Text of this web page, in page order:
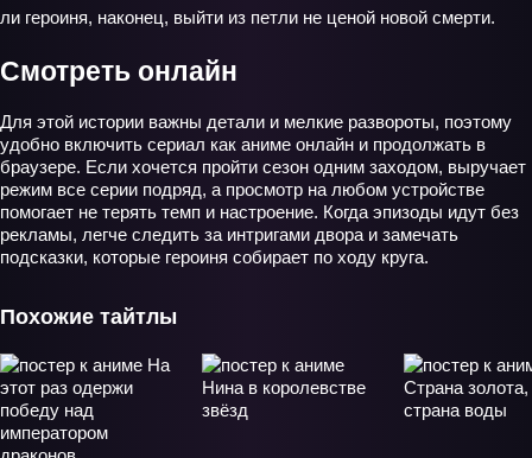
ли героиня, наконец, выйти из петли не ценой новой смерти.
Смотреть онлайн
Для этой истории важны детали и мелкие развороты, поэтому
удобно включить сериал как аниме онлайн и продолжать в
браузере. Если хочется пройти сезон одним заходом, выручает
режим все серии подряд, а просмотр на любом устройстве
помогает не терять темп и настроение. Когда эпизоды идут без
рекламы, легче следить за интригами двора и замечать
подсказки, которые героиня собирает по ходу круга.
Похожие тайтлы